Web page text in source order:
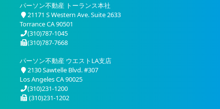
パーソン不動産 トーランス本社
21171 S Western Ave. Suite 2633
Torrance CA 90501
(310)787-1045
(310)787-7668
パーソン不動産 ウエストLA支店
2130 Sawtelle Blvd. #307
Los Angeles CA 90025
(310)231-1200
(310)231-1202